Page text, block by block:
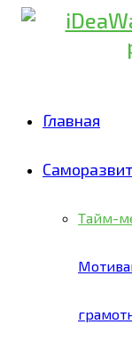
Главная
Тайм-